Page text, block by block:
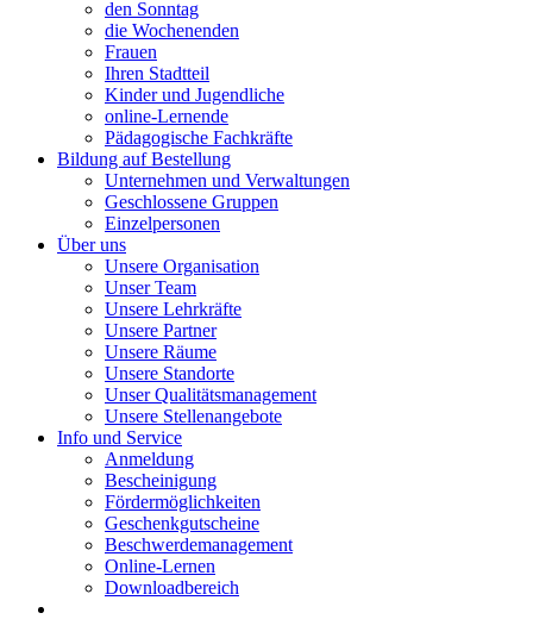
den Sonntag
die Wochenenden
Frauen
Ihren Stadtteil
Kinder und Jugendliche
online-Lernende
Pädagogische Fachkräfte
Bildung auf Bestellung
Unternehmen und Verwaltungen
Geschlossene Gruppen
Einzelpersonen
Über uns
Unsere Organisation
Unser Team
Unsere Lehrkräfte
Unsere Partner
Unsere Räume
Unsere Standorte
Unser Qualitätsmanagement
Unsere Stellenangebote
Info und Service
Anmeldung
Bescheinigung
Fördermöglichkeiten
Geschenkgutscheine
Beschwerdemanagement
Online-Lernen
Downloadbereich